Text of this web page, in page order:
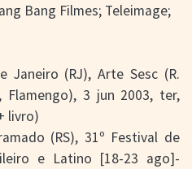
Bang Filmes; Teleimage;
Janeiro (RJ), Arte Sesc (R.
Flamengo), 3 jun 2003, ter,
livro)
(RS), 31º Festival de
e Latino [18-23 ago]-